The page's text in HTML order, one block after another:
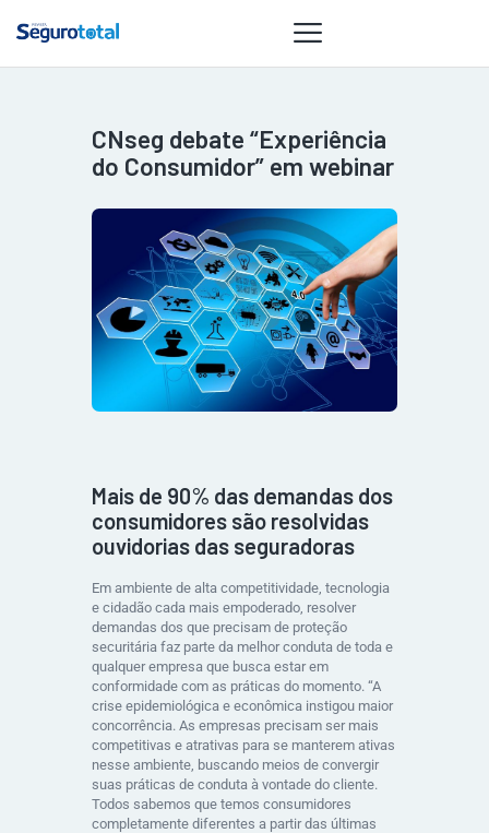
NOTÍCIAS
ESPECIAIS
GAIVOTA DE
OURO
ST SUMMIT
MULHERES
GESTORAS
HOMEST
CNseg debate “Experiência
do Consumidor” em webinar
Mais de 90% das demandas dos
consumidores são resolvidas
ouvidorias das seguradoras
Em ambiente de alta competitividade, tecnologia
e cidadão cada mais empoderado, resolver
demandas dos que precisam de proteção
securitária faz parte da melhor conduta de toda e
qualquer empresa que busca estar em
conformidade com as práticas do momento. “A
crise epidemiológica e econômica instigou maior
concorrência. As empresas precisam ser mais
competitivas e atrativas para se manterem ativas
nesse ambiente, buscando meios de convergir
suas práticas de conduta à vontade do cliente.
Todos sabemos que temos consumidores
completamente diferentes a partir das últimas